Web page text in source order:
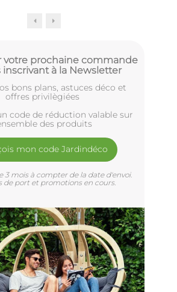
votre prochaine commande
inscrivant à la Newsletter
bons plans, astuces déco et
offres privilègiées
code de réduction valable sur
des produits
mon code Jardindéco
3 mois à compter de la date d'envoi.
de port et promotions en cours.